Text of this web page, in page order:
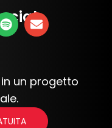
un progetto